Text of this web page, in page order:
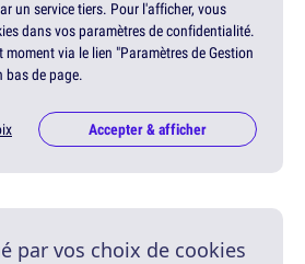
un service tiers. Pour l'afficher, vous
dans vos paramètres de confidentialité.
via le lien "Paramètres de Gestion
bas de page.
Accepter & afficher
par vos choix de cookies